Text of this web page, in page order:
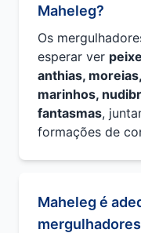
Maheleg?
Os
esperar ver
anthias,
marinhos,
fantasmas,
formações de
Maheleg é